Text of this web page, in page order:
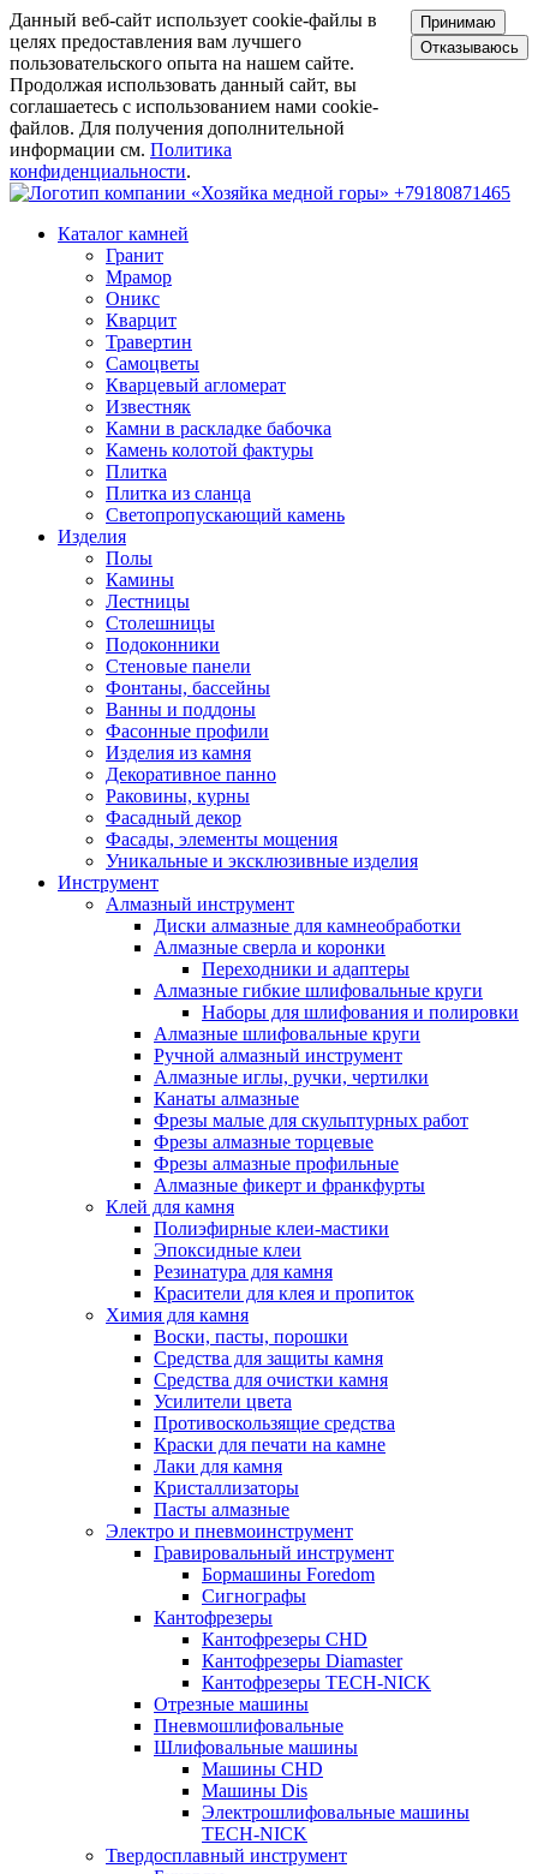
Данный веб-сайт использует cookie-файлы в
целях предоставления вам лучшего
пользовательского опыта на нашем сайте.
Продолжая использовать данный сайт, вы
соглашаетесь с использованием нами cookie-
файлов. Для получения дополнительной
информации см. Политика
конфиденциальности.
Принимаю
Отказываюсь
+79180871465
Каталог камней
Гранит
Мрамор
Оникс
Кварцит
Травертин
Самоцветы
Кварцевый агломерат
Известняк
Камни в раскладке бабочка
Камень колотой фактуры
Плитка
Плитка из сланца
Светопропускающий камень
Изделия
Полы
Камины
Лестницы
Столешницы
Подоконники
Стеновые панели
Фонтаны, бассейны
Ванны и поддоны
Фасонные профили
Изделия из камня
Декоративное панно
Раковины, курны
Фасадный декор
Фасады, элементы мощения
Уникальные и эксклюзивные изделия
Инструмент
Алмазный инструмент
Диски алмазные для камнеобработки
Алмазные сверла и коронки
Переходники и адаптеры
Алмазные гибкие шлифовальные круги
Наборы для шлифования и полировки
Алмазные шлифовальные круги
Ручной алмазный инструмент
Алмазные иглы, ручки, чертилки
Канаты алмазные
Фрезы малые для скульптурных работ
Фрезы алмазные торцевые
Фрезы алмазные профильные
Алмазные фикерт и франкфурты
Клей для камня
Полиэфирные клеи-мастики
Эпоксидные клеи
Резинатура для камня
Красители для клея и пропиток
Химия для камня
Воски, пасты, порошки
Средства для защиты камня
Средства для очистки камня
Усилители цвета
Противоскользящие средства
Краски для печати на камне
Лаки для камня
Кристаллизаторы
Пасты алмазные
Электро и пневмоинструмент
Гравировальный инструмент
Бормашины Foredom
Сигнографы
Кантофрезеры
Кантофрезеры CHD
Кантофрезеры Diamaster
Кантофрезеры TECH-NICK
Отрезные машины
Пневмошлифовальные
Шлифовальные машины
Машины CHD
Машины Dis
Электрошлифовальные машины
TECH-NICK
Твердосплавный инструмент